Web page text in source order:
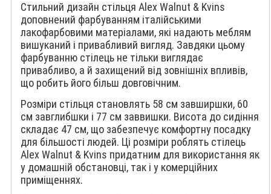
Стильний дизайн стільця Alex Walnut & Kvins
доповнений фарбуванням італійськими
лакофарбовими матеріалами, які надають меблям
вишуканий і привабливий вигляд. Завдяки цьому
фарбуванню стілець не тільки виглядає
привабливо, а й захищений від зовнішніх впливів,
що робить його більш довговічним.
Розміри стільця становлять 58 см завширшки, 60
см завглибшки і 77 см заввишки. Висота до сидіння
складає 47 см, що забезпечує комфортну посадку
для більшості людей. Ці розміри роблять стілець
Alex Walnut & Kvins придатним для використання як
у домашній обстановці, так і у комерційних
приміщеннях.